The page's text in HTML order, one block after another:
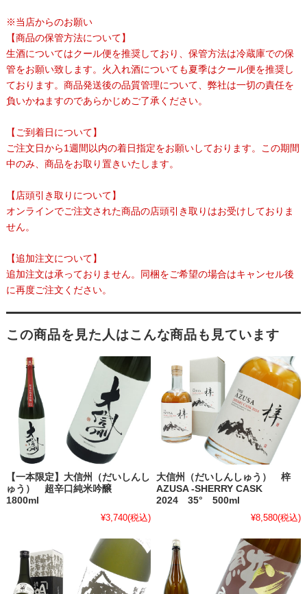
※当店からのお願い
【商品の保管方法について】
生酒についてはクール便を推奨しており、保管方法は冷蔵庫での保
管をお願い致します。火入れ酒についても夏季はクール便を推奨し
ております。商品発送後の品質管理について、弊社は一切の責任を
負いかねますのであらかじめご了承ください。
【ご到着日について】
ご注文日から1週間以内の着日指定をお願いしております。この期間
中のみ、商品をお取り置きいたします。
【店頭引き取りについて】
オンラインでご注文された商品の店頭引き取りはお受けしておりま
せん。
【追加注文について】
追加注文は承っておりません。同梱をご希望の場合はキャンセル後
に再度ご注文ください。
この商品を見た人はこんな商品も見ています
【一本限定】大信州（だいしんし
ゅう） 超辛口純米吟醸
1800ml
¥3,740(税込)
大信州（だいしんしゅう） 梓
AZUSA -SHERRY CASK
2024 35° 500ml
¥8,580(税込)